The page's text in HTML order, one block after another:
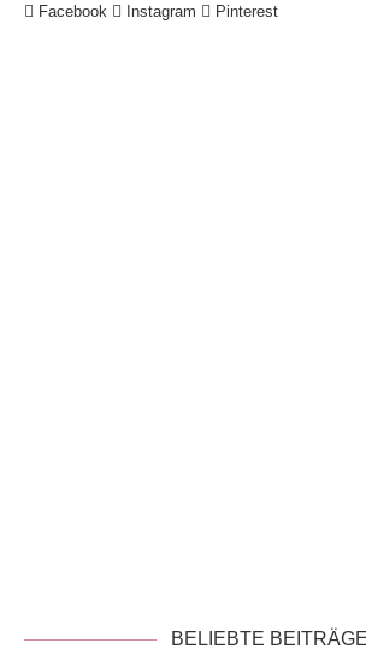
Facebook Instagram Pinterest
BELIEBTE BEITRÄGE